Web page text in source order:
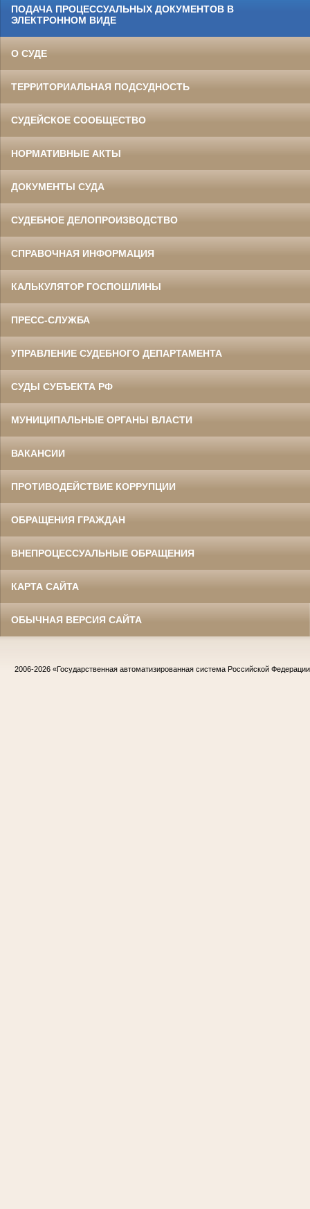
ПОДАЧА ПРОЦЕССУАЛЬНЫХ ДОКУМЕНТОВ В
ЭЛЕКТРОННОМ ВИДЕ
О СУДЕ
ТЕРРИТОРИАЛЬНАЯ ПОДСУДНОСТЬ
СУДЕЙСКОЕ СООБЩЕСТВО
НОРМАТИВНЫЕ АКТЫ
ДОКУМЕНТЫ СУДА
СУДЕБНОЕ ДЕЛОПРОИЗВОДСТВО
СПРАВОЧНАЯ ИНФОРМАЦИЯ
КАЛЬКУЛЯТОР ГОСПОШЛИНЫ
ПРЕСС-СЛУЖБА
УПРАВЛЕНИЕ СУДЕБНОГО ДЕПАРТАМЕНТА
СУДЫ СУБЪЕКТА РФ
МУНИЦИПАЛЬНЫЕ ОРГАНЫ ВЛАСТИ
ВАКАНСИИ
ПРОТИВОДЕЙСТВИЕ КОРРУПЦИИ
ОБРАЩЕНИЯ ГРАЖДАН
ВНЕПРОЦЕССУАЛЬНЫЕ ОБРАЩЕНИЯ
КАРТА САЙТА
ОБЫЧНАЯ ВЕРСИЯ САЙТА
2006-2026 «Государственная автоматизированная система Российской